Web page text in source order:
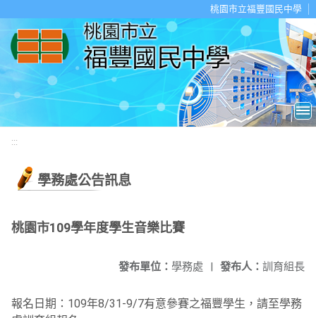
桃園市立福豐國民中學
:::
學務處公告訊息
桃園市109學年度學生音樂比賽
發布人： 訓育組長
發布單位： 學務處 |
報名日期：109年8/31-9/7有意參賽之福豐學生，請至學務